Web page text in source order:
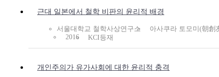
근대 일본에서 철학 비판의 윤리적 배경
서울대학교 철학사상연구소
아사쿠라 토모미(朝創
2016
KCI등재
개인주의가 유가사회에 대한 윤리적 충격